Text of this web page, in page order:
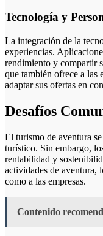
Tecnología y
La integración de la
experiencias.
rendimiento y compartir
que también ofrece a las
adaptar sus ofertas en
Desafíos
El turismo de aventura
turístico. Sin embargo,
rentabilidad y
actividades de aventura,
como a las empresas.
Contenido